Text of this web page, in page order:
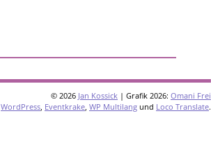
© 2026 Jan Kossick | Grafik 2026: Omani Frei
WordPress, Eventkrake, WP Multilang und Loco Translate.